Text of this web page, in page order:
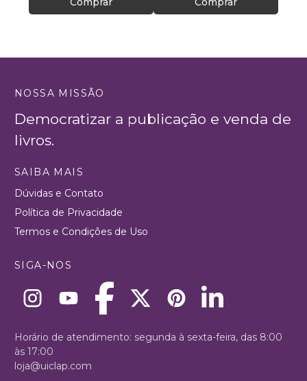
NOSSA MISSÃO
Democratizar a publicação e venda de
livros.
SAIBA MAIS
Dúvidas e Contato
Política de Privacidade
Termos e Condições de Uso
SIGA-NOS
Horário de atendimento: segunda à sexta-feira, das 8:00
às 17:00
loja@uiclap.com